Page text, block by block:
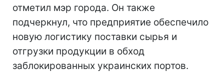
отметил мэр города. Он также
подчеркнул, что предприятие обеспечило
новую логистику поставки сырья и
отгрузки продукции в обход
заблокированных украинских портов.